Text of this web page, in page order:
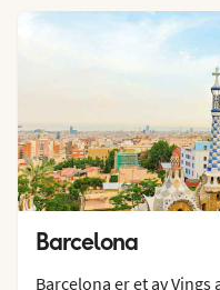
Barcelona
Barcelona er et av